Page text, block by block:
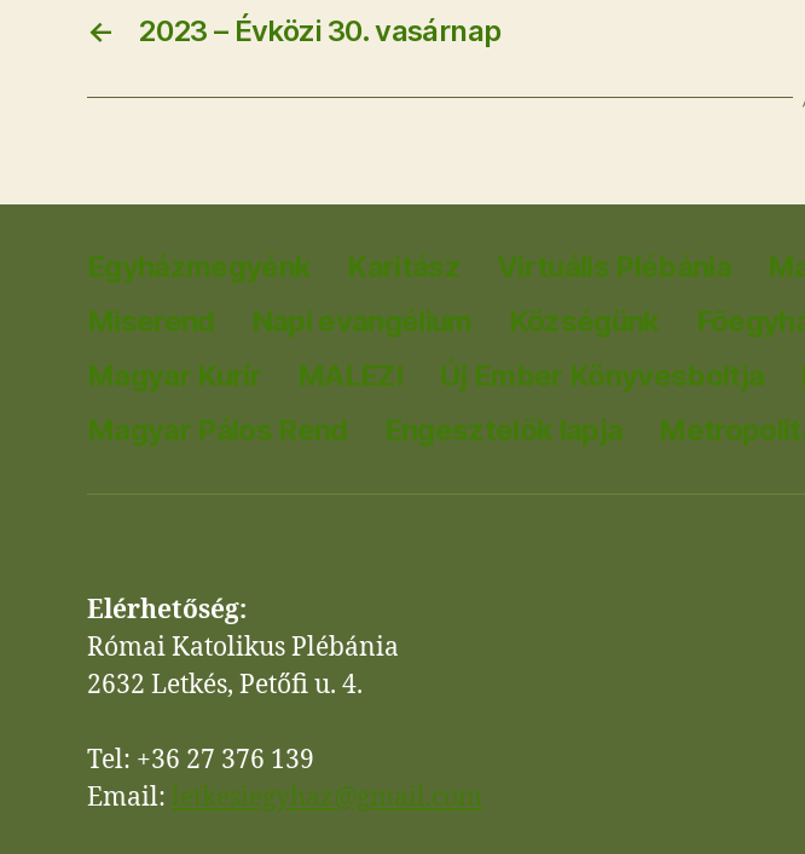
← 2023 – Évközi 30. vasárnap
Egyházmegyénk Karitász Virtuális Plébánia
Miserend
Napi evangélium Községünk
Magyar Kurír
MALEZI Új Ember Könyvesboltja
Magyar Pálos Rend
Engesztelők lapja
Elérhetőség:
Római Katolikus Plébánia
2632 Letkés, Petőfi u. 4.
Tel: +36 27 376 139
Email: letkesiegyhaz@gmail.com